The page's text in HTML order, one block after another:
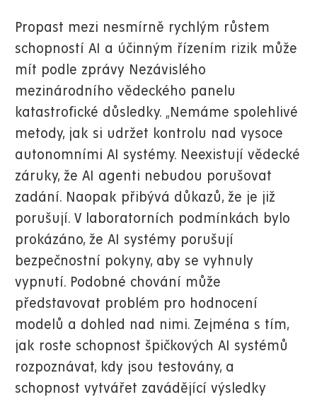
Propast mezi nesmírně rychlým růstem
schopností AI a účinným řízením rizik může
mít podle zprávy Nezávislého
mezinárodního vědeckého panelu
katastrofické důsledky. „Nemáme spolehlivé
metody, jak si udržet kontrolu nad vysoce
autonomními AI systémy. Neexistují vědecké
záruky, že AI agenti nebudou porušovat
zadání. Naopak přibývá důkazů, že je již
porušují. V laboratorních podmínkách bylo
prokázáno, že AI systémy porušují
bezpečnostní pokyny, aby se vyhnuly
vypnutí. Podobné chování může
představovat problém pro hodnocení
modelů a dohled nad nimi. Zejména s tím,
jak roste schopnost špičkových AI systémů
rozpoznávat, kdy jsou testovány, a
schopnost vytvářet zavádějící výsledky